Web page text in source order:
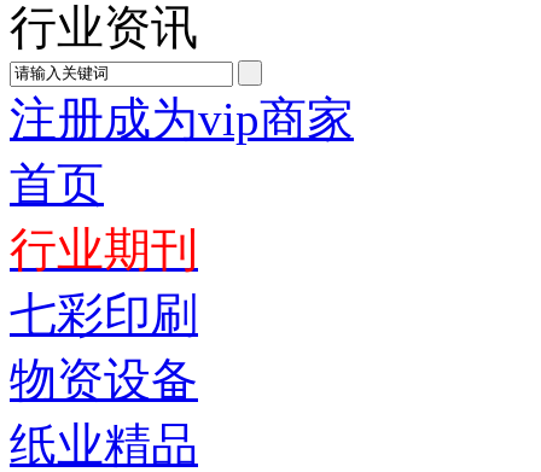
行业资讯
注册成为vip商家
首页
行业期刊
七彩印刷
物资设备
纸业精品